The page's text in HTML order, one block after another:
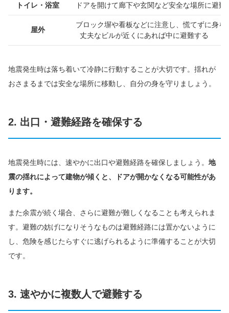
トイレ・浴室 ドアを開けて廊下や玄関など安全な場所に避難
屋外
ブロック塀や看板などに注意し、慌てずに身を
丈夫なビルが近くにあれば中に避難する
地震発生時は落ち着いて冷静に行動することが大切です。揺れが
おさまるまでは安全な場所に移動し、自分の身を守りましょう。
2. 出口・避難経路を確保する
地震発生時には、速やかに出口や避難経路を確保しましょう。 地
震の揺れによって建物が傾くと、ドアが開かなくなる可能性があ
ります。
また余震が続く場合、さらに避難が難しくなることも考えられま
す。避難の妨げになりそうなものは避難経路には置かないように
し、危険を感じたらすぐに逃げられるように準備することが大切
です。
3. 速やかに複数人で避難する